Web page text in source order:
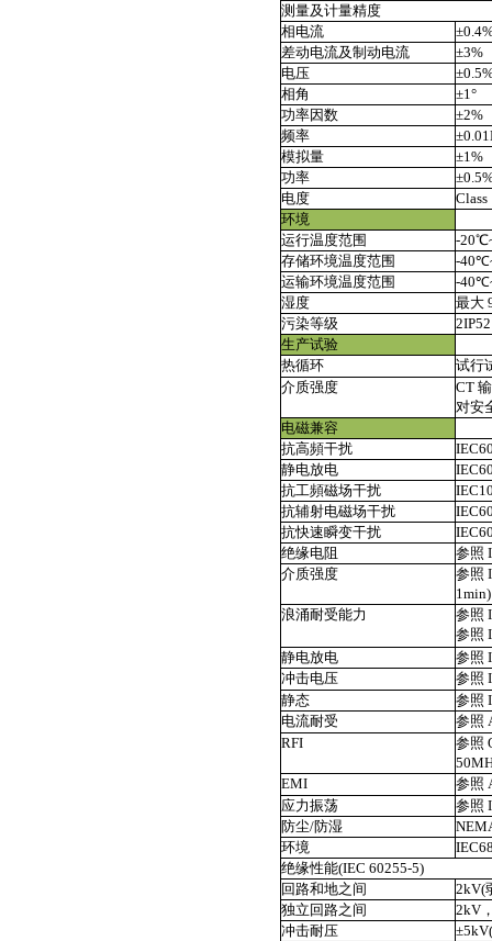
测量及计量精度
相电流
差动电流及制动电流
±3%
电压
相角
±1°
功率因数
±2%
频率
模拟量
±1%
功率
电度
Class
环境
运行温度范围
-
存储环境温度范围
-
运输环境温度范围
-
湿度
最大
污染等级
生产试验
热循环
试行
介质强度
CT
对安
电磁兼容
抗高頻干扰
静电放电
抗工頻磁场干扰
抗辅射电磁场干扰
抗快速瞬变干扰
绝缘电阻
参照
介质强度
参照
1min)
浪涌耐受能力
参照
参照
静电放电
参照
冲击电压
参照
静态
参照
电流耐受
参照
RFI
参照
EMI
参照
应力振荡
参照
防尘/防湿
环境
绝缘性能(IEC 60255-5)
回路和地之间
2kV(
独立回路之间
2kV
冲击耐压